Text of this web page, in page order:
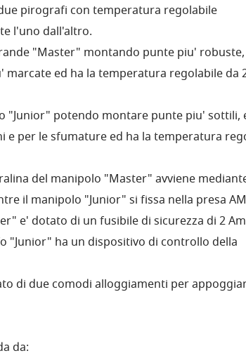
pirografi con temperatura regolabile
l'uno dall'altro.
"Master" montando punte piu'
marcate ed ha la temperatura regolabile da
"Junior" potendo montare punte piu' sottili,
e per le sfumature ed ha la temperatura
del manipolo "Master" avviene
il manipolo "Junior" si fissa nella presa
e' dotato di un fusibile di sicurezza di 2
"Junior" ha un dispositivo di controllo della
di due comodi alloggiamenti per
da: